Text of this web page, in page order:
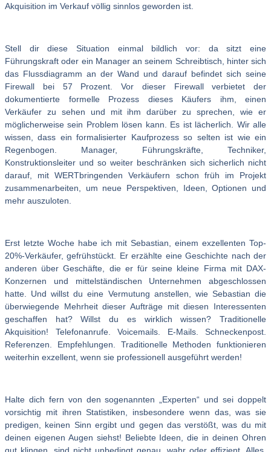
Akquisition im Verkauf völlig sinnlos geworden ist.
Stell dir diese Situation einmal bildlich vor: da sitzt eine
Führungskraft oder ein Manager an seinem Schreibtisch, hinter sich
das Flussdiagramm an der Wand und darauf befindet sich seine
Firewall bei 57 Prozent. Vor dieser Firewall verbietet der
dokumentierte formelle Prozess dieses Käufers ihm, einen
Verkäufer zu sehen und mit ihm darüber zu sprechen, wie er
möglicherweise sein Problem lösen kann. Es ist lächerlich. Wir alle
wissen, dass ein formalisierter Kaufprozess so selten ist wie ein
Regenbogen. Manager, Führungskräfte, Techniker,
Konstruktionsleiter und so weiter beschränken sich sicherlich nicht
darauf, mit WERTbringenden Verkäufern schon früh im Projekt
zusammenarbeiten, um neue Perspektiven, Ideen, Optionen und
mehr auszuloten.
Erst letzte Woche habe ich mit Sebastian, einem exzellenten Top-
20%-Verkäufer, gefrühstückt. Er erzählte eine Geschichte nach der
anderen über Geschäfte, die er für seine kleine Firma mit DAX-
Konzernen und mittelständischen Unternehmen abgeschlossen
hatte. Und willst du eine Vermutung anstellen, wie Sebastian die
überwiegende Mehrheit dieser Aufträge mit diesen Interessenten
geschaffen hat? Willst du es wirklich wissen? Traditionelle
Akquisition! Telefonanrufe. Voicemails. E-Mails. Schneckenpost.
Referenzen. Empfehlungen. Traditionelle Methoden funktionieren
weiterhin exzellent, wenn sie professionell ausgeführt werden!
Halte dich fern von den sogenannten „Experten“ und sei doppelt
vorsichtig mit ihren Statistiken, insbesondere wenn das, was sie
predigen, keinen Sinn ergibt und gegen das verstößt, was du mit
deinen eigenen Augen siehst! Beliebte Ideen, die in deinen Ohren